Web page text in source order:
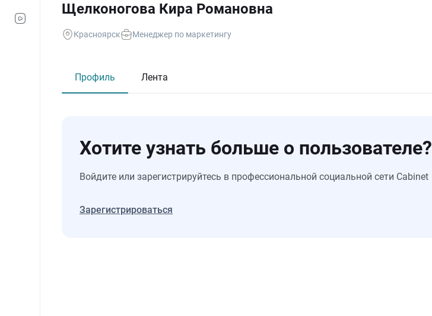
Щелконогова Кира Романовна
Красноярск Менеджер по маркетингу
Профиль Лента
Хотите узнать больше о пользователе?
Войдите или зарегистрируйтесь в профессиональной социальной сети Cabinet
Зарегистрироваться